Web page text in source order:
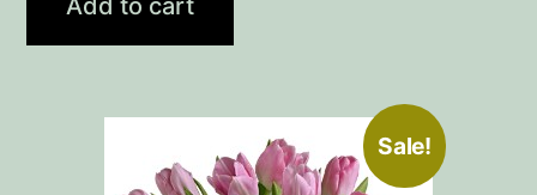
Add to cart
Sale!